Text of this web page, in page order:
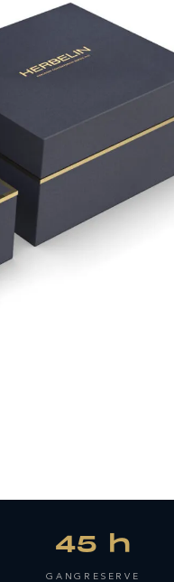
45 h
GANGRESERVE